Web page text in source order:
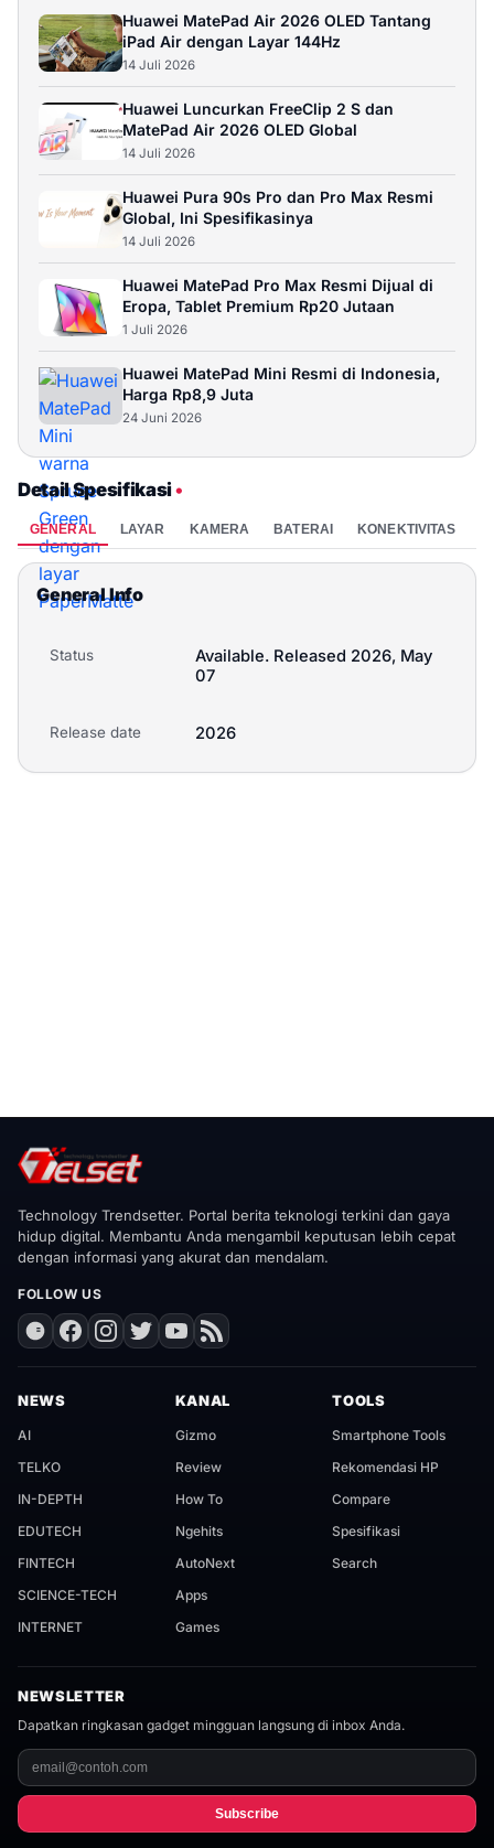
Huawei MatePad Air 2026 OLED Tantang
iPad Air dengan Layar 144Hz
14 Juli 2026
Huawei Luncurkan FreeClip 2 S dan
MatePad Air 2026 OLED Global
14 Juli 2026
Huawei Pura 90s Pro dan Pro Max Resmi
Global, Ini Spesifikasinya
14 Juli 2026
Huawei MatePad Pro Max Resmi Dijual di
Eropa, Tablet Premium Rp20 Jutaan
1 Juli 2026
Huawei MatePad Mini Resmi di Indonesia,
Harga Rp8,9 Juta
24 Juni 2026
Detail Spesifikasi•
GENERAL LAYAR KAMERA BATERAI KONEKTIVITAS
General Info
Status
Available. Released 2026, May
07
Release date 2026
Technology Trendsetter. Portal berita teknologi terkini dan gaya
hidup digital. Membantu Anda mengambil keputusan lebih cepat
dengan informasi yang akurat dan mendalam.
FOLLOW US
NEWS
AI
TELKO
IN-DEPTH
EDUTECH
FINTECH
SCIENCE-TECH
INTERNET
KANAL
Gizmo
Review
How To
Ngehits
AutoNext
Apps
Games
TOOLS
Smartphone Tools
Rekomendasi HP
Compare
Spesifikasi
Search
NEWSLETTER
Dapatkan ringkasan gadget mingguan langsung di inbox Anda.
Subscribe